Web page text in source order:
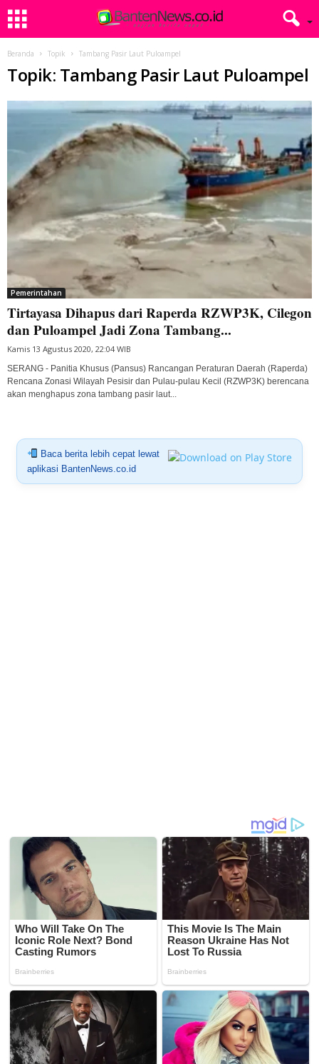
Beranda Topik Tambang Pasir Laut Puloampel
Topik: Tambang Pasir Laut Puloampel
Pemerintahan
Tirtayasa Dihapus dari Raperda RZWP3K, Cilegon
dan Puloampel Jadi Zona Tambang...
Kamis 13 Agustus 2020, 22:04 WIB
SERANG - Panitia Khusus (Pansus) Rancangan Peraturan Daerah (Raperda)
Rencana Zonasi Wilayah Pesisir dan Pulau-pulau Kecil (RZWP3K) berencana
akan menghapus zona tambang pasir laut...
Baca berita lebih cepat lewat
aplikasi BantenNews.co.id